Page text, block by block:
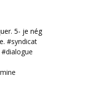
5- je négocie
#syndicat
#dialogue